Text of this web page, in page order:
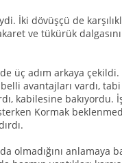
İki dövüşçü de
ve tükürük
üç adım arkaya
avantajları vardı,
kabilesine bakıyordu.
Kormak
olmadığını